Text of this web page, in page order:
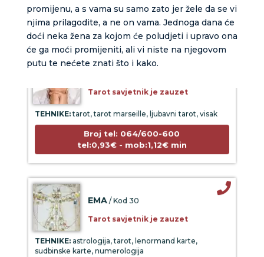
promijenu, a s vama su samo zato jer žele da se vi
njima prilagodite, a ne on vama. Jednoga dana će
doći neka žena za kojom će poludjeti i upravo ona
će ga moći promijeniti, ali vi niste na njegovom
putu te nećete znati što i kako.
tel:0,93€ - mob:1,12€ min
DENI / Kod 15
TEHNIKE:tarot, tarot marseille, ljubavni tarot, visak
Broj tel: 064/600-600
tel:0,93€ - mob:1,12€ min
TEHNIKE:astrologija, tarot, lenormand karte,
sudbinske karte, numerologija